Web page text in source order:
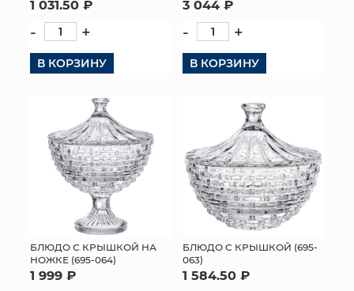
1 031.50 ₽
- +
В КОРЗИНУ
3 044 ₽
- +
В КОРЗИНУ
БЛЮДО С КРЫШКОЙ НА
НОЖКЕ (695-064)
1 999 ₽
БЛЮДО С КРЫШКОЙ (695-
063)
1 584.50 ₽